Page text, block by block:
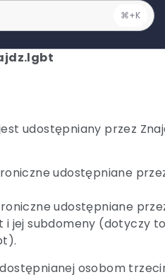
⌘+K
udostępniany przez
udostępniane
udostępniane
jej subdomeny (dotyczy
osobom